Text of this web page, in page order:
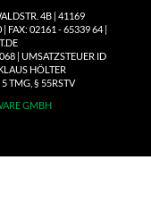
4B | 41169
FAX: 02161 - 65339 64 |
| UMSATZSTEUER ID
HÖLTER
TMG, § 55RSTV
GMBH